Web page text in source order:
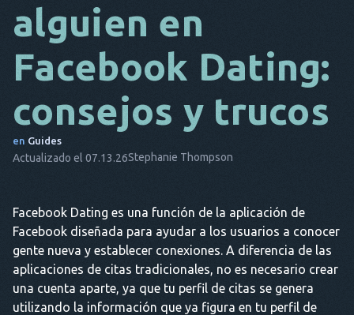
DA
NL
ES
PT
ÉL
alguien en
Facebook Dating:
consejos y trucos
en Guides
Actualizado el 07.13.26Stephanie Thompson
Facebook Dating es una función de la aplicación de
Facebook diseñada para ayudar a los usuarios a conocer
gente nueva y establecer conexiones. A diferencia de las
aplicaciones de citas tradicionales, no es necesario crear
una cuenta aparte, ya que tu perfil de citas se genera
utilizando la información que ya figura en tu perfil de